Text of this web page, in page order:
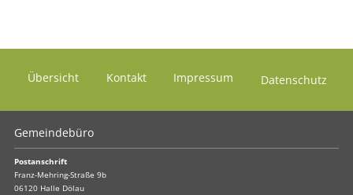
Übersicht Kontakt Impressum Datenschutz
Gemeindebüro
Postanschrift
Franz-Mehring-Straße 9b
06120 Halle Dölau